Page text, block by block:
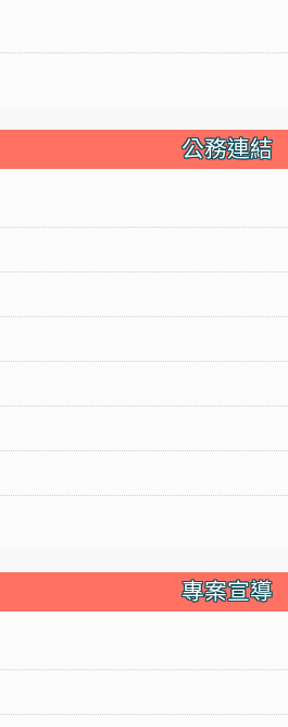
公務連結
專案宣導